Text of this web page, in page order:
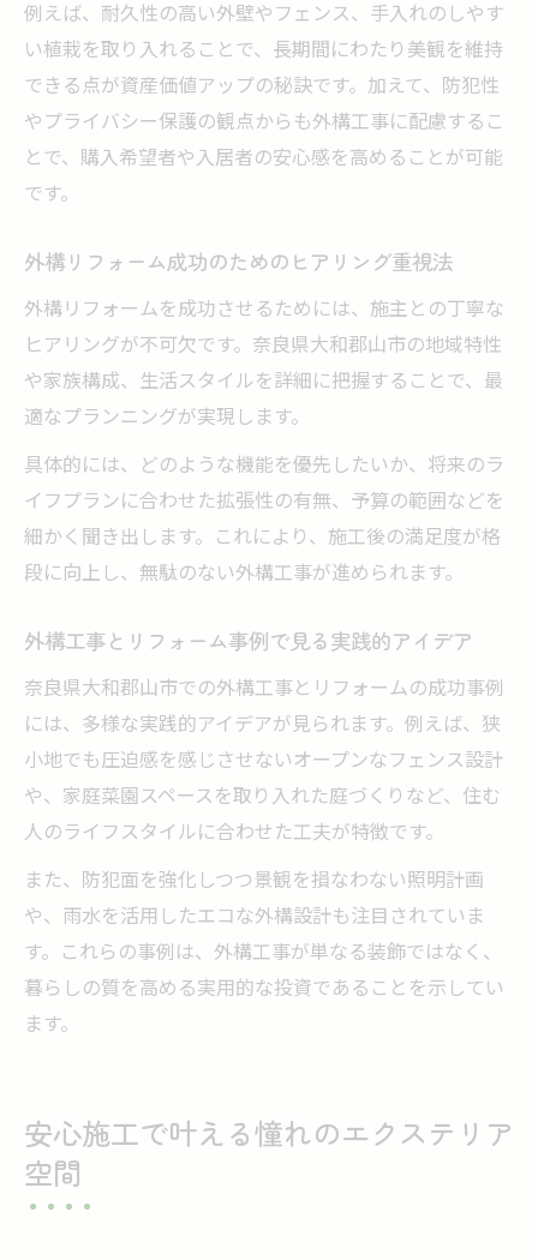
例えば、耐久性の高い外壁やフェンス、手入れのしやす
い植栽を取り入れることで、長期間にわたり美観を維持
できる点が資産価値アップの秘訣です。加えて、防犯性
やプライバシー保護の観点からも外構工事に配慮するこ
とで、購入希望者や入居者の安心感を高めることが可能
です。
外構リフォーム成功のためのヒアリング重視法
外構リフォームを成功させるためには、施主との丁寧な
ヒアリングが不可欠です。奈良県大和郡山市の地域特性
や家族構成、生活スタイルを詳細に把握することで、最
適なプランニングが実現します。
具体的には、どのような機能を優先したいか、将来のラ
イフプランに合わせた拡張性の有無、予算の範囲などを
細かく聞き出します。これにより、施工後の満足度が格
段に向上し、無駄のない外構工事が進められます。
外構工事とリフォーム事例で見る実践的アイデア
奈良県大和郡山市での外構工事とリフォームの成功事例
には、多様な実践的アイデアが見られます。例えば、狭
小地でも圧迫感を感じさせないオープンなフェンス設計
や、家庭菜園スペースを取り入れた庭づくりなど、住む
人のライフスタイルに合わせた工夫が特徴です。
また、防犯面を強化しつつ景観を損なわない照明計画
や、雨水を活用したエコな外構設計も注目されていま
す。これらの事例は、外構工事が単なる装飾ではなく、
暮らしの質を高める実用的な投資であることを示してい
ます。
安心施工で叶える憧れのエクステリア
空間